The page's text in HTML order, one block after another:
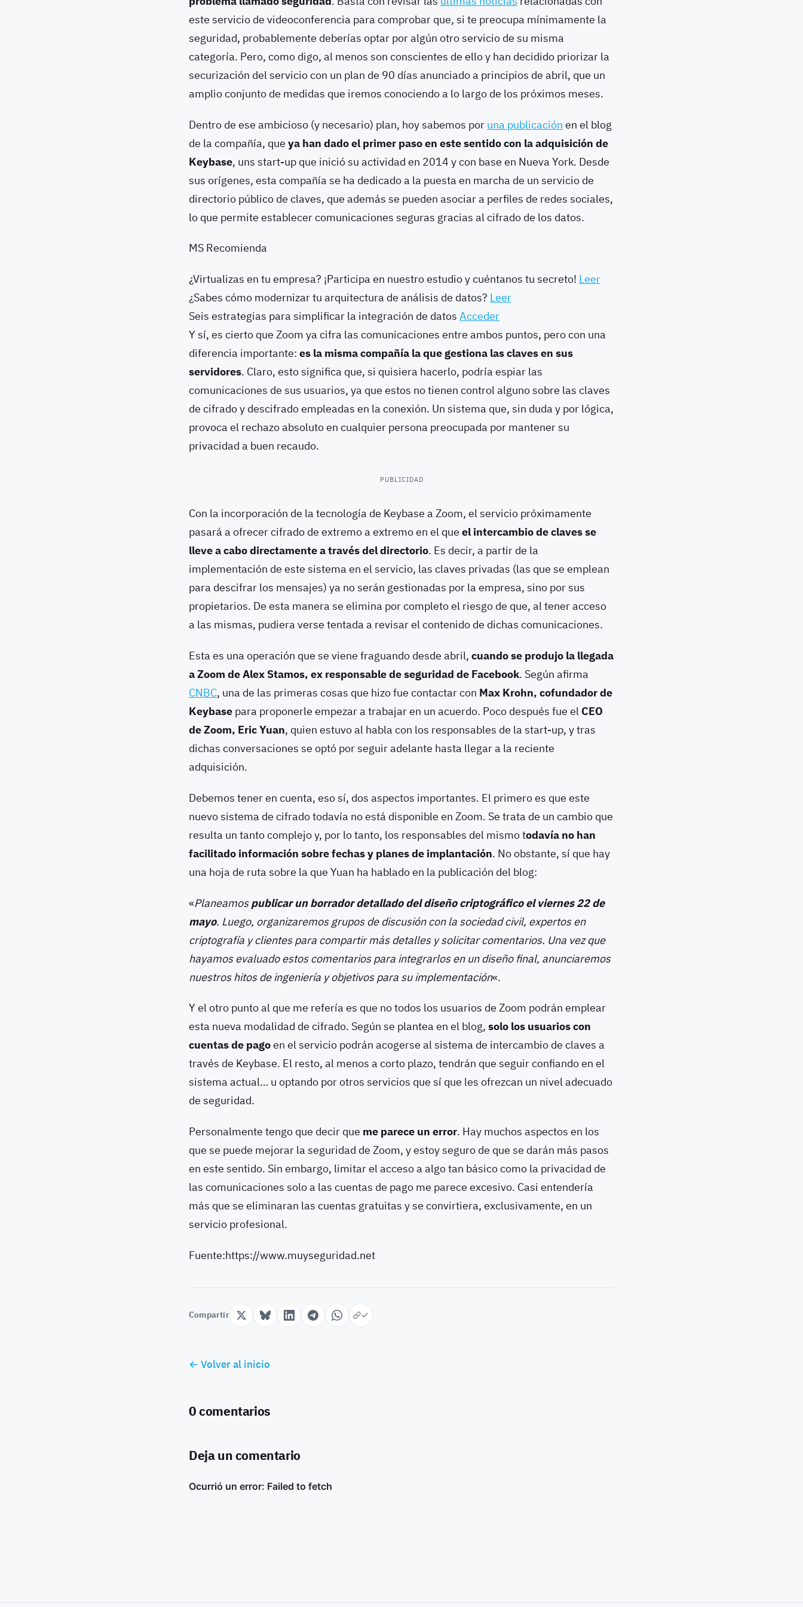
este servicio de videoconferencia para comprobar que, si te preocupa mínimamente la
seguridad, probablemente deberías optar por algún otro servicio de su misma
categoría. Pero, como digo, al menos son conscientes de ello y han decidido priorizar la
securización del servicio con un plan de 90 días anunciado a principios de abril, que un
amplio conjunto de medidas que iremos conociendo a lo largo de los próximos meses.
Dentro de ese ambicioso (y necesario) plan, hoy sabemos por una publicación en el blog
de la compañía, que ya han dado el primer paso en este sentido con la adquisición de
Keybase, uns start-up que inició su actividad en 2014 y con base en Nueva York. Desde
sus orígenes, esta compañía se ha dedicado a la puesta en marcha de un servicio de
directorio público de claves, que además se pueden asociar a perfiles de redes sociales,
lo que permite establecer comunicaciones seguras gracias al cifrado de los datos.
MS Recomienda
¿Virtualizas en tu empresa? ¡Participa en nuestro estudio y cuéntanos tu secreto! Leer
¿Sabes cómo modernizar tu arquitectura de análisis de datos? Leer
Seis estrategias para simplificar la integración de datos Acceder
Y sí, es cierto que Zoom ya cifra las comunicaciones entre ambos puntos, pero con una
diferencia importante: es la misma compañía la que gestiona las claves en sus
servidores. Claro, esto significa que, si quisiera hacerlo, podría espiar las
comunicaciones de sus usuarios, ya que estos no tienen control alguno sobre las claves
de cifrado y descifrado empleadas en la conexión. Un sistema que, sin duda y por lógica,
provoca el rechazo absoluto en cualquier persona preocupada por mantener su
privacidad a buen recaudo.
PUBLICIDAD
Con la incorporación de la tecnología de Keybase a Zoom, el servicio próximamente
pasará a ofrecer cifrado de extremo a extremo en el que el intercambio de claves se
lleve a cabo directamente a través del directorio. Es decir, a partir de la
implementación de este sistema en el servicio, las claves privadas (las que se emplean
para descifrar los mensajes) ya no serán gestionadas por la empresa, sino por sus
propietarios. De esta manera se elimina por completo el riesgo de que, al tener acceso
a las mismas, pudiera verse tentada a revisar el contenido de dichas comunicaciones.
Esta es una operación que se viene fraguando desde abril, cuando se produjo la llegada
a Zoom de Alex Stamos, ex responsable de seguridad de Facebook. Según afirma
CNBC, una de las primeras cosas que hizo fue contactar con Max Krohn, cofundador de
Keybase para proponerle empezar a trabajar en un acuerdo. Poco después fue el CEO
de Zoom, Eric Yuan, quien estuvo al habla con los responsables de la start-up, y tras
dichas conversaciones se optó por seguir adelante hasta llegar a la reciente
adquisición.
Debemos tener en cuenta, eso sí, dos aspectos importantes. El primero es que este
nuevo sistema de cifrado todavía no está disponible en Zoom. Se trata de un cambio que
resulta un tanto complejo y, por lo tanto, los responsables del mismo todavía no han
facilitado información sobre fechas y planes de implantación. No obstante, sí que hay
una hoja de ruta sobre la que Yuan ha hablado en la publicación del blog:
«Planeamospublicar un borrador detallado del diseño criptográfico el viernes 22 de
mayo. Luego, organizaremos grupos de discusión con la sociedad civil, expertos en
criptografía y clientes para compartir más detalles y solicitar comentarios. Una vez que
hayamos evaluado estos comentarios para integrarlos en un diseño final, anunciaremos
nuestros hitos de ingeniería y objetivos para su implementación«.
Y el otro punto al que me refería es que no todos los usuarios de Zoom podrán emplear
esta nueva modalidad de cifrado. Según se plantea en el blog, solo los usuarios con
cuentas de pagoen el servicio podrán acogerse al sistema de intercambio de claves a
través de Keybase. El resto, al menos a corto plazo, tendrán que seguir confiando en el
sistema actual… u optando por otros servicios que sí que les ofrezcan un nivel adecuado
de seguridad.
Personalmente tengo que decir que me parece un error. Hay muchos aspectos en los
que se puede mejorar la seguridad de Zoom, y estoy seguro de que se darán más pasos
en este sentido. Sin embargo, limitar el acceso a algo tan básico como la privacidad de
las comunicaciones solo a las cuentas de pago me parece excesivo. Casi entendería
más que se eliminaran las cuentas gratuitas y se convirtiera, exclusivamente, en un
servicio profesional.
Fuente:https://www.muyseguridad.net
Compartir
← Volver al inicio
0 comentarios
Deja un comentario